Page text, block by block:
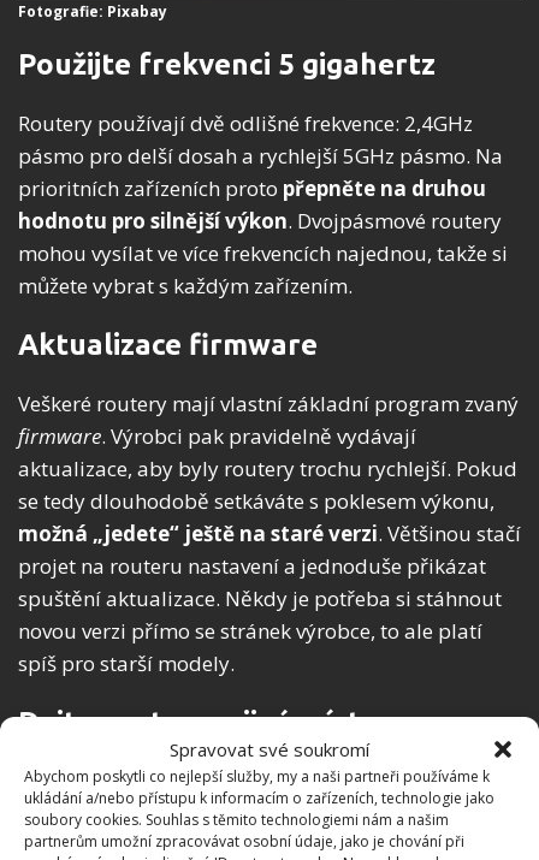
Spravovat své soukromí
Abychom poskytli co nejlepší služby, my a naši partneři používáme k
ukládání a/nebo přístupu k informacím o zařízeních, technologie jako
soubory cookies. Souhlas s těmito technologiemi nám a našim
partnerům umožní zpracovávat osobní údaje, jako je chování při
Fotografie: Pixabay
Použijte frekvenci 5 gigahertz
Routery používají dvě odlišné frekvence: 2,4GHz
pásmo pro delší dosah a rychlejší 5GHz pásmo. Na
prioritních zařízeních proto přepněte na druhou
hodnotu pro silnější výkon. Dvojpásmové routery
mohou vysílat ve více frekvencích najednou, takže si
můžete vybrat s každým zařízením.
Aktualizace firmware
Veškeré routery mají vlastní základní program zvaný
firmware. Výrobci pak pravidelně vydávají
aktualizace, aby byly routery trochu rychlejší. Pokud
se tedy dlouhodobě setkáváte s poklesem výkonu,
možná „jedete“ ještě na staré verzi. Většinou stačí
projet na routeru nastavení a jednoduše přikázat
spuštění aktualizace. Někdy je potřeba si stáhnout
novou verzi přímo se stránek výrobce, to ale platí
spíš pro starší modely.
Dejte router na jiné místo
Hodně lidí má tendenci dát router někam do
koutku, aby jim nepřekážel. Tomu ale odolejte,
protože právě místo má na kvalitu signálu obrovský